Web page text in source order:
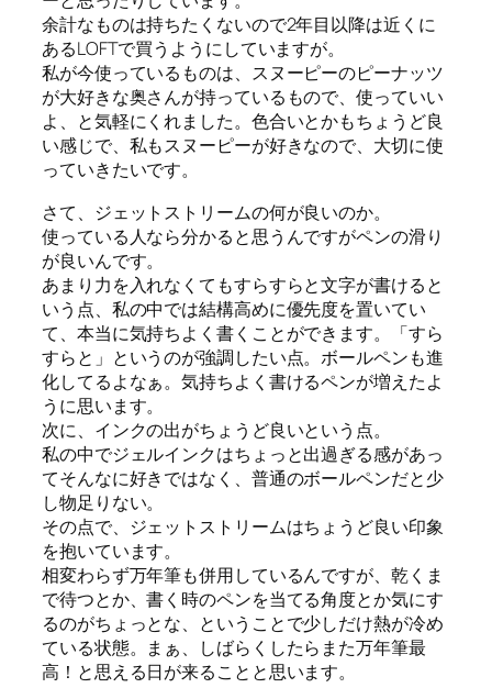
余計なものは持ちたくないので2年目以降は近くに
あるLOFTで買うようにしていますが。
私が今使っているものは、スヌーピーのピーナッツ
が大好きな奥さんが持っているもので、使っていい
よ、と気軽にくれました。色合いとかもちょうど良
い感じで、私もスヌーピーが好きなので、大切に使
っていきたいです。
さて、ジェットストリームの何が良いのか。
使っている人なら分かると思うんですがペンの滑り
が良いんです。
あまり力を入れなくてもすらすらと文字が書けると
いう点、私の中では結構高めに優先度を置いてい
て、本当に気持ちよく書くことができます。「すら
すらと」というのが強調したい点。ボールペンも進
化してるよなぁ。気持ちよく書けるペンが増えたよ
うに思います。
次に、インクの出がちょうど良いという点。
私の中でジェルインクはちょっと出過ぎる感があっ
てそんなに好きではなく、普通のボールペンだと少
し物足りない。
その点で、ジェットストリームはちょうど良い印象
を抱いています。
相変わらず万年筆も併用しているんですが、乾くま
で待つとか、書く時のペンを当てる角度とか気にす
るのがちょっとな、ということで少しだけ熱が冷め
ている状態。まぁ、しばらくしたらまた万年筆最
高！と思える日が来ることと思います。